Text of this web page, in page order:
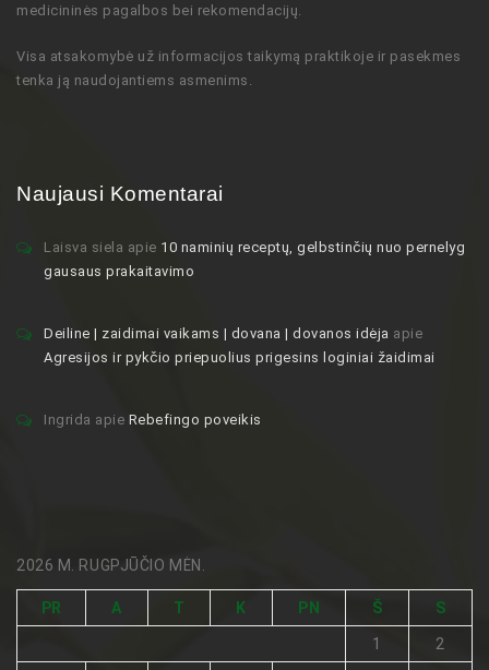
medicininės pagalbos bei rekomendacijų
Visa atsakomybė už informacijos taikymą praktikoje ir pasekmes
tenka ją naudojantiems asmenims.
Naujausi Komentarai
Laisva siela apie 10 naminių receptų, gelbstinčių nuo pernelyg
gausaus prakaitavimo
Deiline | zaidimai vaikams | dovana | dovanos idėja apie
Agresijos ir pykčio priepuolius prigesins loginiai žaidimai
Ingrida apie Rebefingo poveikis
2026 M. RUGPJŪČIO MĖN.
PR A T K PN Š S
1 2